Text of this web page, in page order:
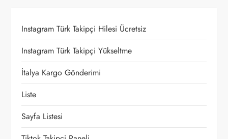
i
n
m
e
Instagram Türk Takipçi Hilesi Ücretsiz
Instagram Türk Takipçi Yükseltme
İtalya Kargo Gönderimi
Liste
Sayfa Listesi